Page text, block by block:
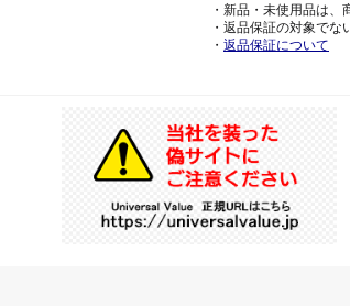
・新品・未使用品は、
・返品保証の対象でな
・ 返品保証について